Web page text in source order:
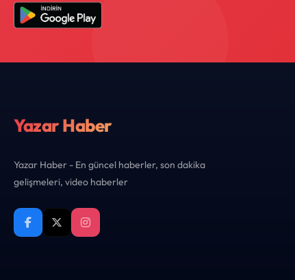
Yazar Haber
Yazar Haber - En güncel haberler, son dakika
gelişmeleri, video haberler